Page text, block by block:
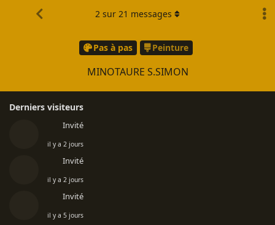
Pas à pas Peinture
MINOTAURE S.SIMON
Derniers visiteurs
Invité
il y a 2 jours
Invité
il y a 2 jours
Invité
il y a 5 jours
2 sur 21 messages